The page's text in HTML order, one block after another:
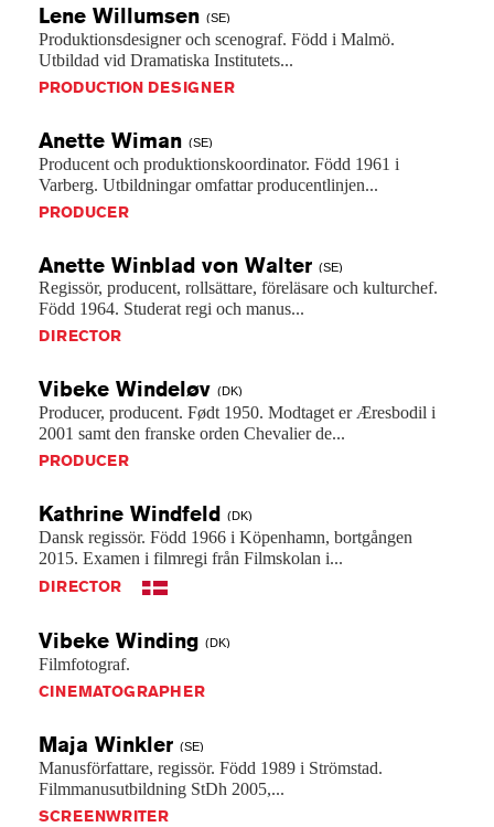
Lene Willumsen (SE)
Produktionsdesigner och scenograf. Född i Malmö.
Utbildad vid Dramatiska Institutets...
PRODUCTION DESIGNER
Anette Wiman (SE)
Producent och produktionskoordinator. Född 1961 i
Varberg. Utbildningar omfattar producentlinjen...
PRODUCER
Anette Winblad von Walter (SE)
Regissör, producent, rollsättare, föreläsare och kulturchef.
Född 1964. Studerat regi och manus...
DIRECTOR
Vibeke Windeløv (DK)
Producer, producent. Født 1950. Modtaget er Æresbodil i
2001 samt den franske orden Chevalier de...
PRODUCER
Kathrine Windfeld (DK)
Dansk regissör. Född 1966 i Köpenhamn, bortgången
2015. Examen i filmregi från Filmskolan i...
DIRECTOR
Vibeke Winding (DK)
Filmfotograf.
CINEMATOGRAPHER
Maja Winkler (SE)
Manusförfattare, regissör. Född 1989 i Strömstad.
Filmmanusutbildning StDh 2005,...
SCREENWRITER